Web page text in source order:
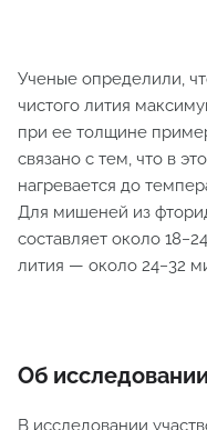
Ученые определили,
чистого лития
при ее толщине
связано с тем, что в
нагревается до
Для мишеней из
составляет около
лития — около 24−32
Об исследовании
В исследовании